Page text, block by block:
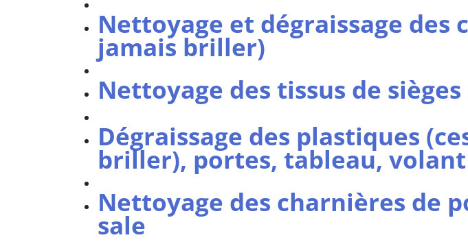
Nettoyage et dégraissage
jamais briller)
Nettoyage des tissus de
Dégraissage des plastiques
briller), portes, tableau, volant
Nettoyage des charnières de
sale